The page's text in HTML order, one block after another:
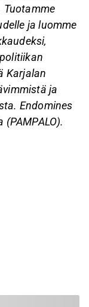
Tuotamme
ja luomme
Karjalan
ja
Endomines